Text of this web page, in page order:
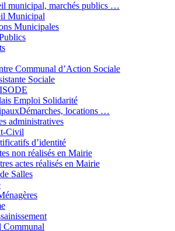
municipal, marchés publics …
Municipal
Municipales
Communal d’Action Sociale
Sociale
Emploi Solidarité
Démarches, locations …
administratives
Civil
d’identité
non réalisés en Mairie
actes réalisés en Mairie
Salles
Communal